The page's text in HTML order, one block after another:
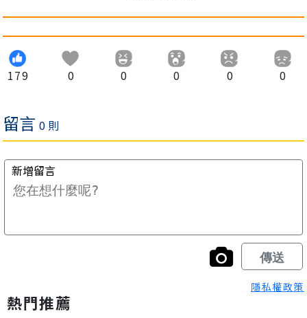
179 0 0 0 0 0
隱私權政策
熱門推薦